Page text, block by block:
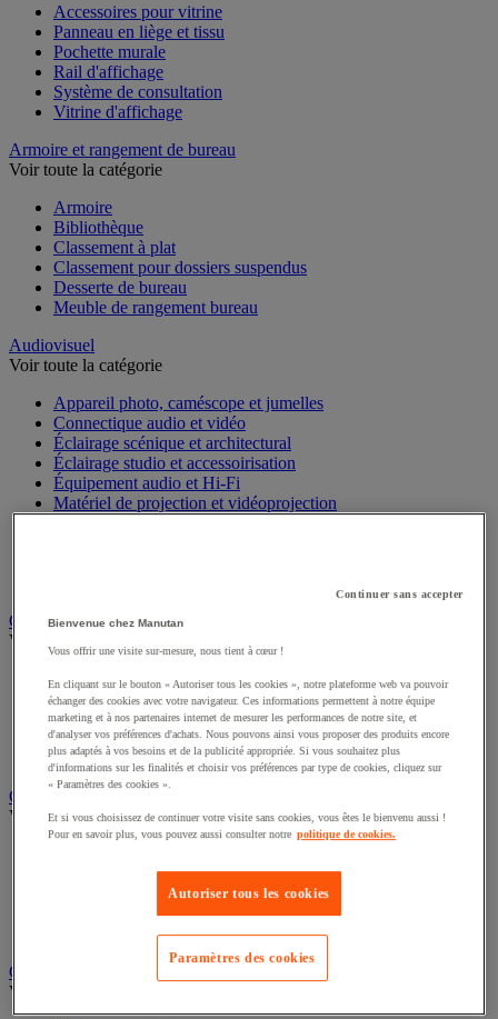
Accessoires pour vitrine
Panneau en liège et tissu
Pochette murale
Rail d'affichage
Système de consultation
Vitrine d'affichage
Armoire et rangement de bureau
Voir toute la catégorie
Armoire
Bibliothèque
Classement à plat
Classement pour dossiers suspendus
Desserte de bureau
Meuble de rangement bureau
Audiovisuel
Voir toute la catégorie
Appareil photo, caméscope et jumelles
Connectique audio et vidéo
Éclairage scénique et architectural
Éclairage studio et accessoirisation
Équipement audio et Hi-Fi
Matériel de projection et vidéoprojection
Chauffage, climatisation et traitement de l'air
Voir toute la catégorie
Chauffage
Climatiseur
Rafraîchisseur d'air
Traitement de l'air
Ventilateur
Classement et archivage
Voir toute la catégorie
Boîte et caisse d'archives
Chemise et trieur
Classeur, intercalaire et pochette
Dossier suspendu
Cloison et mobilier acoustique
Voir toute la catégorie
Continuer sans accepter
Bienvenue chez Manutan
Vous offrir une visite sur-mesure, nous tient à cœur !
En cliquant sur le bouton « Autoriser tous les cookies », notre plateforme web va pouvoir
échanger des cookies avec votre navigateur. Ces informations permettent à notre équipe
marketing et à nos partenaires internet de mesurer les performances de notre site, et
d'analyser vos préférences d'achats. Nous pouvons ainsi vous proposer des produits encore
plus adaptés à vos besoins et de la publicité appropriée. Si vous souhaitez plus
d'informations sur les finalités et choisir vos préférences par type de cookies, cliquez sur
« Paramètres des cookies ».
Et si vous choisissez de continuer votre visite sans cookies, vous êtes le bienvenu aussi !
Pour en savoir plus, vous pouvez aussi consulter notre politique de cookies.
Autoriser tous les cookies
Paramètres des cookies